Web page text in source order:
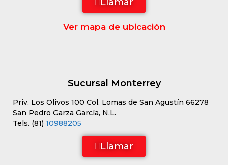
Ver mapa de ubicación
Sucursal Monterrey
Priv. Los Olivos 100 Col. Lomas de San Agustín 66278
San Pedro Garza García, N.L.
Tels. (81) 10988205
Llamar